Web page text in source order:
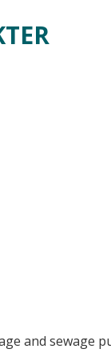
and sewage